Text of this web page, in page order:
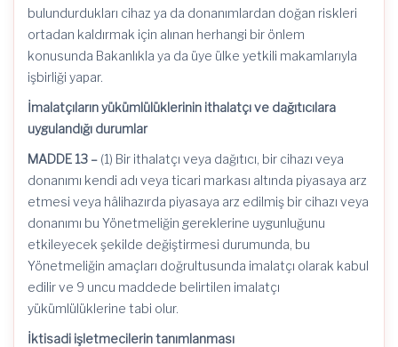
bulundurdukları cihaz ya da donanımlardan doğan riskleri
ortadan kaldırmak için alınan herhangi bir önlem
konusunda Bakanlıkla ya da üye ülke yetkili makamlarıyla
işbirliği yapar.
İmalatçıların yükümlülüklerinin ithalatçı ve dağıtıcılara
uygulandığı durumlar
MADDE 13 – (1) Bir ithalatçı veya dağıtıcı, bir cihazı veya
donanımı kendi adı veya ticari markası altında piyasaya arz
etmesi veya hâlihazırda piyasaya arz edilmiş bir cihazı veya
donanımı bu Yönetmeliğin gereklerine uygunluğunu
etkileyecek şekilde değiştirmesi durumunda, bu
Yönetmeliğin amaçları doğrultusunda imalatçı olarak kabul
edilir ve 9 uncu maddede belirtilen imalatçı
yükümlülüklerine tabi olur.
İktisadi işletmecilerin tanımlanması